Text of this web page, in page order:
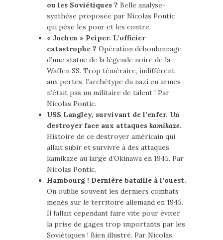
ou les Soviétiques ? Belle analyse-
synthèse proposée par Nicolas Pontic
qui pèse les pour et les contre.
« Jochen » Peiper. L’officier
catastrophe ? Opération déboulonnage
d’une statue de la légende noire de la
Waffen SS. Trop téméraire, indifférent
aux pertes, l’archétype du nazi en armes
n’était pas un militaire de talent ! Par
Nicolas Pontic.
USS Langley, survivant de l’enfer. Un
destroyer face aux attaques kamikaze.
Histoire de ce destroyer américain qui
allait subir et survivre à des attaques
kamikaze au large d’Okinawa en 1945. Par
Nicolas Pontic.
Hambourg ! Dernière bataille à l’ouest.
On oublie souvent les derniers combats
menés sur le territoire allemand en 1945.
Il fallait cependant faire vite pour éviter
la prise de gages trop importants par les
Soviétiques ! Bien illustré. Par Nicolas